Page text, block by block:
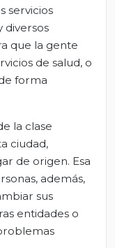
servicios
diversos
que la gente
de salud, o
forma
la clase
ciudad,
de origen. Esa
además,
sus
entidades o